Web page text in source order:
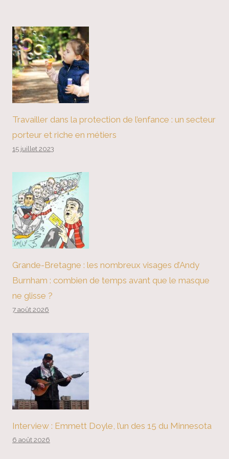
Travailler dans la protection de l’enfance : un secteur
porteur et riche en métiers
15 juillet 2023
Grande-Bretagne : les nombreux visages d’Andy
Burnham : combien de temps avant que le masque
ne glisse ?
7 août 2026
Interview : Emmett Doyle, l’un des 15 du Minnesota
6 août 2026